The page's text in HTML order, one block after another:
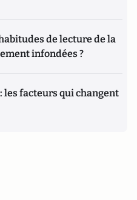
de lecture de la
infondées ?
les facteurs qui changent